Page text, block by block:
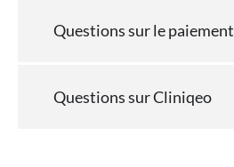
Questions sur le paiement
Questions sur Cliniqeo